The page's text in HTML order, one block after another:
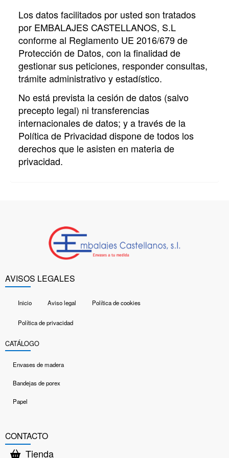
Los datos facilitados por usted son tratados
por EMBALAJES CASTELLANOS, S.L
conforme al Reglamento UE 2016/679 de
Protección de Datos, con la finalidad de
gestionar sus peticiones, responder consultas,
trámite administrativo y estadístico.
No está prevista la cesión de datos (salvo
precepto legal) ni transferencias
internacionales de datos; y a través de la
Política de Privacidad dispone de todos los
derechos que le asisten en materia de
privacidad.
AVISOS LEGALES
Inicio Aviso legal Política de cookies
Política de privacidad
CATÁLOGO
Envases de madera
Bandejas de porex
Papel
CONTACTO
Tienda